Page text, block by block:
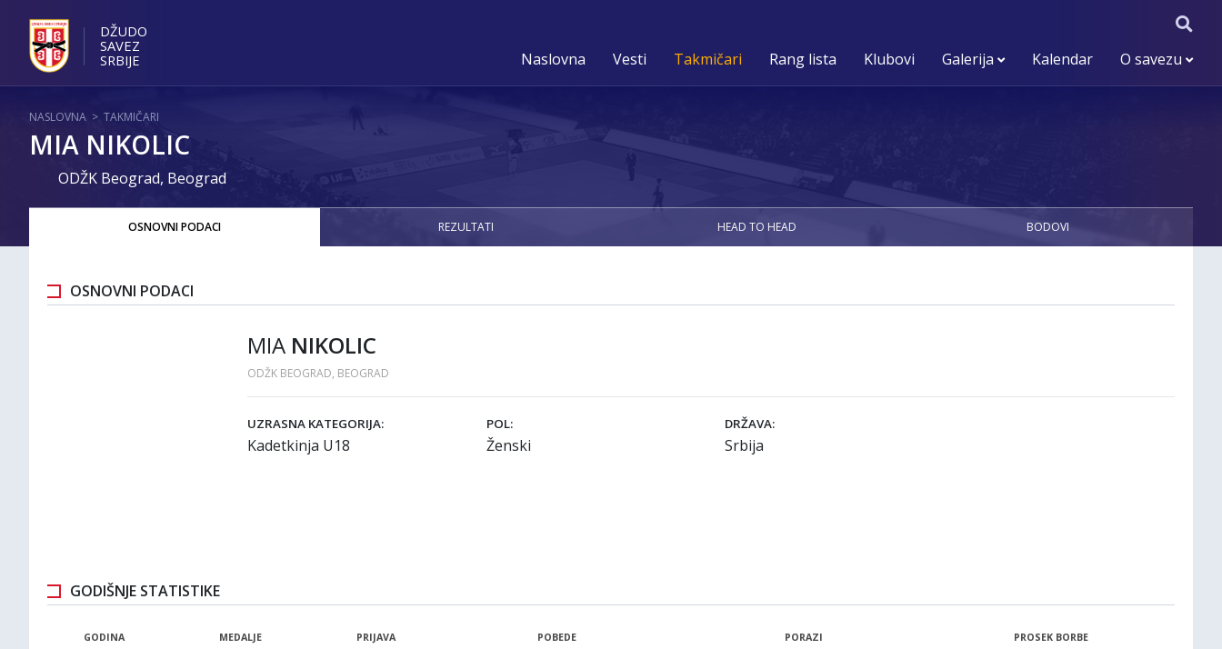
DŽUDO
SAVEZ
SRBIJE
Naslovna Vesti Takmičari Rang lista Klubovi Galerija Kalendar O savezu
NASLOVNA > TAKMIČARI
MIA NIKOLIC
ODŽK Beograd, Beograd
OSNOVNI PODACI REZULTATI HEAD TO HEAD BODOVI
OSNOVNI PODACI
MIA NIKOLIC
ODŽK BEOGRAD, BEOGRAD
UZRASNA KATEGORIJA:
Kadetkinja U18
POL:
Ženski
DRŽAVA:
Srbija
GODIŠNJE STATISTIKE
GODINA MEDALJE PRIJAVA POBEDE PORAZI PROSEK BORBE